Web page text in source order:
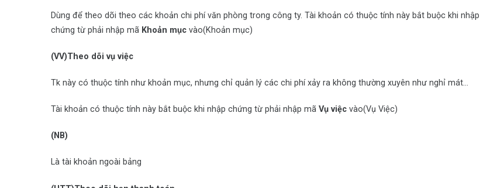
Dùng để theo dõi theo các khoản chi phí văn phòng trong công ty. Tài khoản có thuộc tính này bắt buộc khi nhập
chứng từ phải nhập mã Khoản mục vào(Khoản mục)
(VV)Theo dõi vụ việc
Tk này có thuộc tính như khoản mục, nhưng chỉ quản lý các chi phí xảy ra không thường xuyên như nghỉ mát…
Tài khoản có thuộc tính này bắt buộc khi nhập chứng từ phải nhập mã Vụ việc vào(Vụ Việc)
(NB)
Là tài khoản ngoài bảng